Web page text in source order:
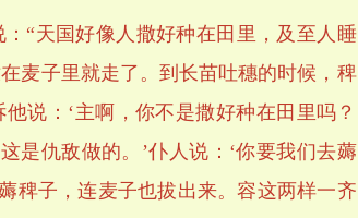
“天国好像人撒好种在田里，及至人睡
麦子里就走了。到长苗吐穗的时候，稗
说：‘主啊，你不是撒好种在田里吗？
是仇敌做的。’仆人说：‘你要我们去薅
稗子，连麦子也拔出来。容这两样一齐